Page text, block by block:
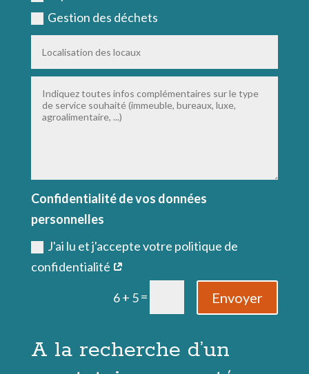
Gestion des déchets
Confidentialité de vos données
personnelles
J'ai lu et j'accepte votre politique de
confidentialité
6 + 5= Envoyer
A la recherche d’un